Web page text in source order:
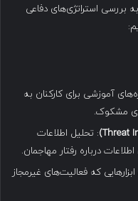
بررسی استراتژی‌های دفاعی
آموزشی برای کارکنان به
مشکوک.
: تحلیل اطلاعات
درباره رفتار مهاجمان.
که فعالیت‌های غیرمجاز